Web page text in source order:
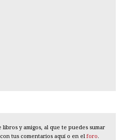
y amigos, al que te puedes sumar
tus comentarios aquí o en el foro.